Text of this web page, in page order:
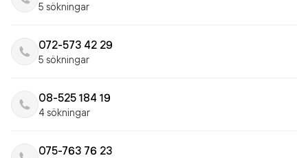
5 sökningar
072-573 42 29
5 sökningar
08-525 184 19
4 sökningar
075-763 76 23